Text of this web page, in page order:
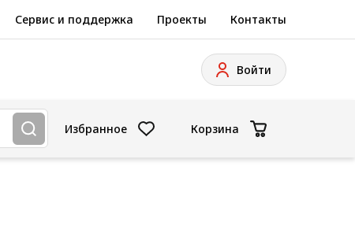
Сервис и поддержка Проекты Контакты
Войти
Избранное Корзина